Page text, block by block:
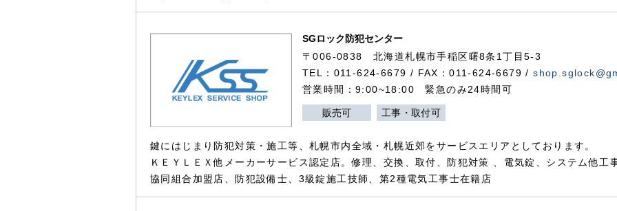
SGロック防犯センター
〒006-0838 北海道札幌市手稲区曙8条1丁目5-3
TEL：011-624-6679 / FAX：011-624-6679 /
営業時間：9:00~18:00 緊急のみ24時間可
販売可 工事・取付可
鍵にはじまり防犯対策・施工等、札幌市内全域・札幌近郊をサービスエリアとしております。
ＫＥＹＬＥＸ他メーカーサービス認定店。修理、交換、取付、防犯対策 、電気錠、システム他工
協同組合加盟店、防犯設備士、3級錠施工技師、第2種電気工事士在籍店